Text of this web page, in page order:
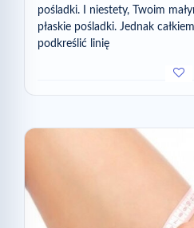
pośladki. I niestety, Twoim
płaskie pośladki. Jednak
podkreślić linię